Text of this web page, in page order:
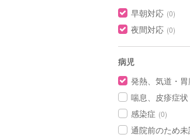
早朝対応 (0)
夜間対応 (0)
病児
発熱、気道・
喘息、皮疹症状
感染症 (0)
通院前のため